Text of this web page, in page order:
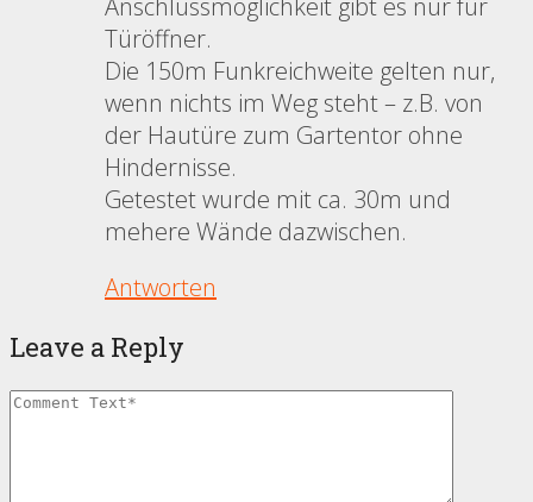
Türöffner.
Die 150m Funkreichweite gelten nur,
wenn nichts im Weg steht – z.B. von
der Hautüre zum Gartentor ohne
Hindernisse.
Getestet wurde mit ca. 30m und
mehere Wände dazwischen.
Antworten
Leave a Reply